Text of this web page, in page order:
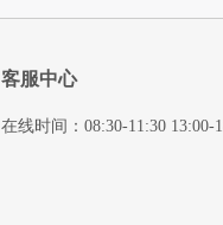
客服中心
在线时间：08:30-11:30 13:00-